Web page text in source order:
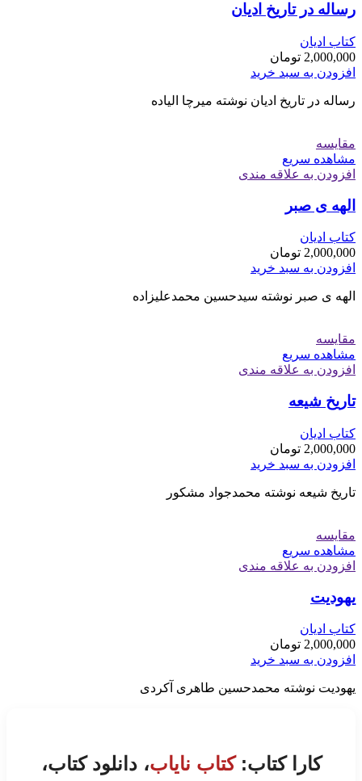
رساله در تاریخ ادیان
کتاب ادیان
2,000,000 تومان
افزودن به سبد خرید
رساله در تاریخ ادیان نوشته میرچا الیاده
مقایسه
مشاهده سریع
افزودن به علاقه مندی
الهه ی صبر
کتاب ادیان
2,000,000 تومان
افزودن به سبد خرید
الهه ی صبر نوشته سیدحسین محمدعلیزاده
مقایسه
مشاهده سریع
افزودن به علاقه مندی
تاریخ شیعه
کتاب ادیان
2,000,000 تومان
افزودن به سبد خرید
تاریخ شیعه نوشته محمدجواد مشکور
مقایسه
مشاهده سریع
افزودن به علاقه مندی
یهودیت
کتاب ادیان
2,000,000 تومان
افزودن به سبد خرید
یهودیت نوشته محمدحسین طاهری آکردی
کارا کتاب:کتاب نایاب، دانلود کتاب،